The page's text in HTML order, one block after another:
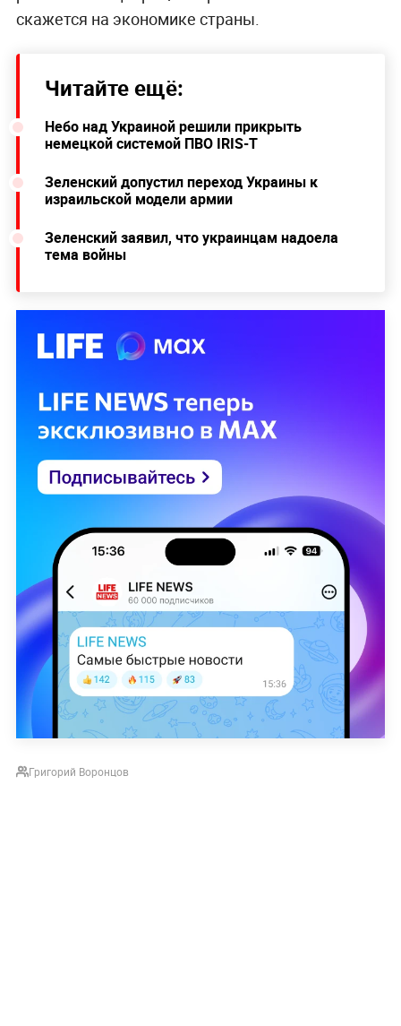
скажется на экономике страны.
Читайте ещё:
Небо над Украиной решили прикрыть
немецкой системой ПВО IRIS-T
Зеленский допустил переход Украины к
израильской модели армии
Зеленский заявил, что украинцам надоела
тема войны
Григорий Воронцов